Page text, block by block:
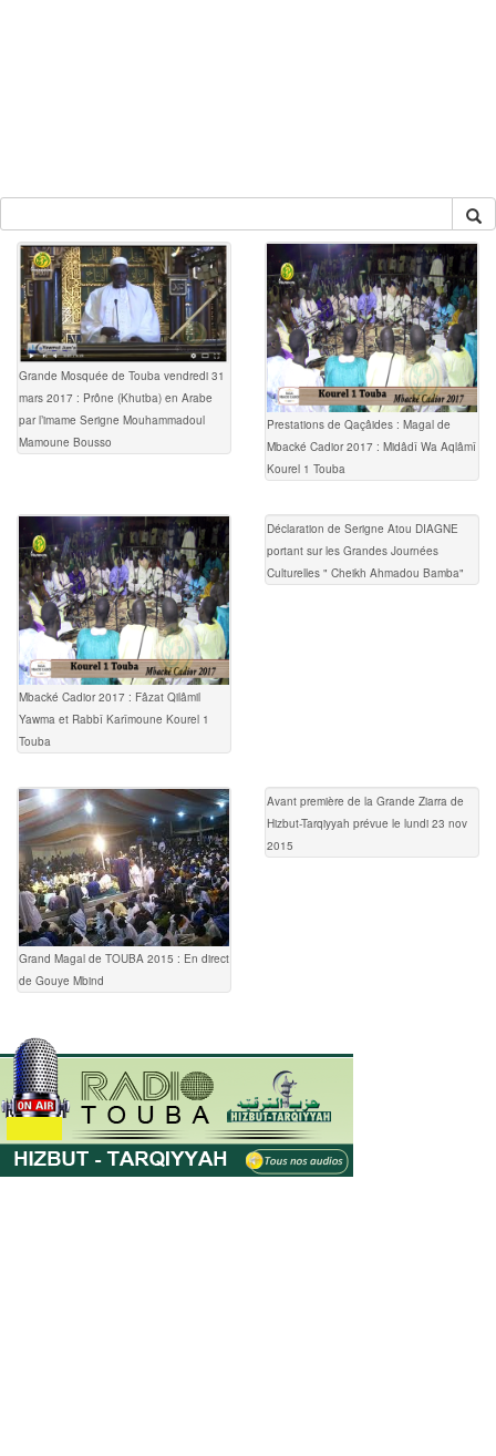
Grande Mosquée de Touba vendredi 31
mars 2017 : Prône (Khutba) en Arabe
par l’imame Serigne Mouhammadoul
Mamoune Bousso
Prestations de Qaçâides : Magal de
Mbacké Cadior 2017 : Midâdî Wa Aqlâmî
Kourel 1 Touba
Mbacké Cadior 2017 : Fâzat Qilâmil
Yawma et Rabbî Karîmoune Kourel 1
Touba
Déclaration de Serigne Atou DIAGNE
portant sur les Grandes Journées
Culturelles " Cheikh Ahmadou Bamba"
Grand Magal de TOUBA 2015 : En direct
de Gouye Mbind
Avant première de la Grande Ziarra de
Hizbut-Tarqiyyah prévue le lundi 23 nov
2015